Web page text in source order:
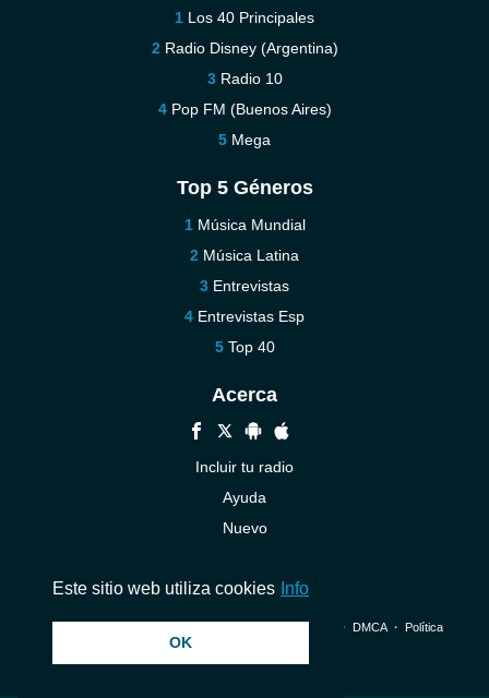
Los 40 Principales
Radio Disney (Argentina)
Radio 10
Pop FM (Buenos Aires)
Mega
Top 5 Géneros
Música Mundial
Música Latina
Entrevistas
Entrevistas Esp
Top 40
Acerca
Incluir tu radio
Ayuda
Nuevo
© 2026 InstantAudio. Reservados todos los derechos. ・ DMCA・ Política
Este sitio web utiliza cookies Info
OK